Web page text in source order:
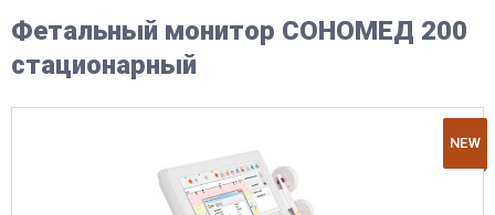
Фетальный монитор СОНОМЕД 200
стационарный
NEW